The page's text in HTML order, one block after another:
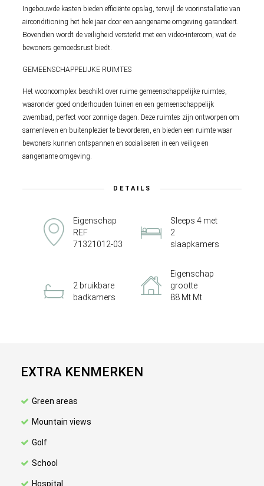
Ingebouwde kasten bieden efficiënte opslag, terwijl de voorinstallatie van
airconditioning het hele jaar door een aangename omgeving garandeert.
Bovendien wordt de veiligheid versterkt met een video-intercom, wat de
bewoners gemoedsrust biedt.
GEMEENSCHAPPELIJKE RUIMTES
Het wooncomplex beschikt over ruime gemeenschappelijke ruimtes,
waaronder goed onderhouden tuinen en een gemeenschappelijk
zwembad, perfect voor zonnige dagen. Deze ruimtes zijn ontworpen om
samenleven en buitenplezier te bevorderen, en bieden een ruimte waar
bewoners kunnen ontspannen en socialiseren in een veilige en
aangename omgeving.
DETAILS
Eigenschap
REF
71321012-03
Sleeps 4 met
2
slaapkamers
2 bruikbare
badkamers
Eigenschap
grootte
88 Mt Mt
EXTRA KENMERKEN
Green areas
Mountain views
Golf
School
Hospital